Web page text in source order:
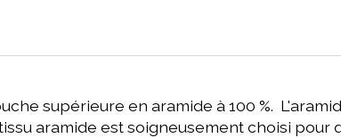
supérieure en aramide à 100 %.
aramide est soigneusement choisi pour